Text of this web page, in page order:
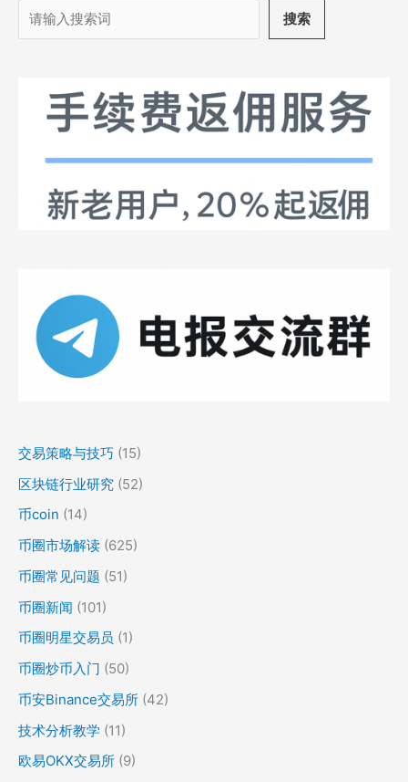
搜
索
搜索
交易策略与技巧 (15)
区块链行业研究 (52)
币coin (14)
币圈市场解读 (625)
币圈常见问题 (51)
币圈新闻 (101)
币圈明星交易员 (1)
币圈炒币入门 (50)
币安Binance交易所 (42)
技术分析教学 (11)
欧易OKX交易所 (9)